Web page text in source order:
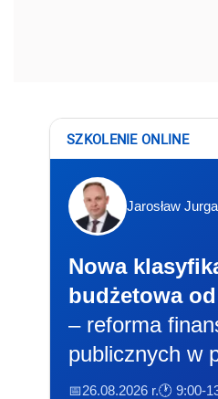
SZKOLENIE ONLINE
Jarosław Jurga
Nowa
budżetowa
– reforma
publicznych w
📅26.08.2026 r.🕐 9:00-